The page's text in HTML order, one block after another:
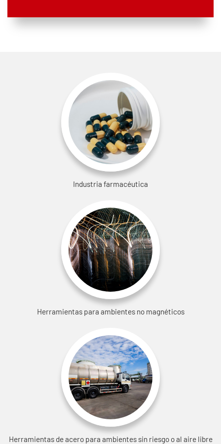
Industria farmacéutica
Herramientas para ambientes no magnéticos
Herramientas de acero para ambientes sin riesgo o al aire libre